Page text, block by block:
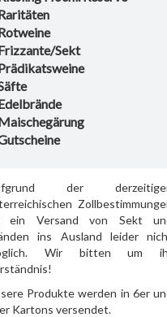
Sekt
der
ein Versand von Sekt
ins Ausland leider
Wir bitten um
Produkte werden in 6er
Kartons versendet.